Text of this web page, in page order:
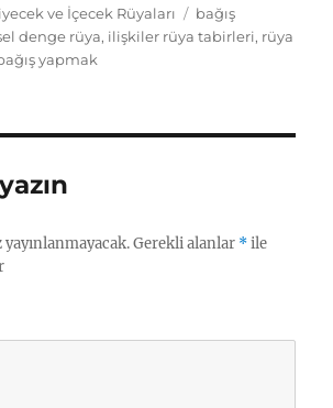
ve İçecek Rüyaları Etiketler
bağış
denge rüya, ilişkiler rüya tabirleri, rüya
yapmak
Gerekli alanlar *ile